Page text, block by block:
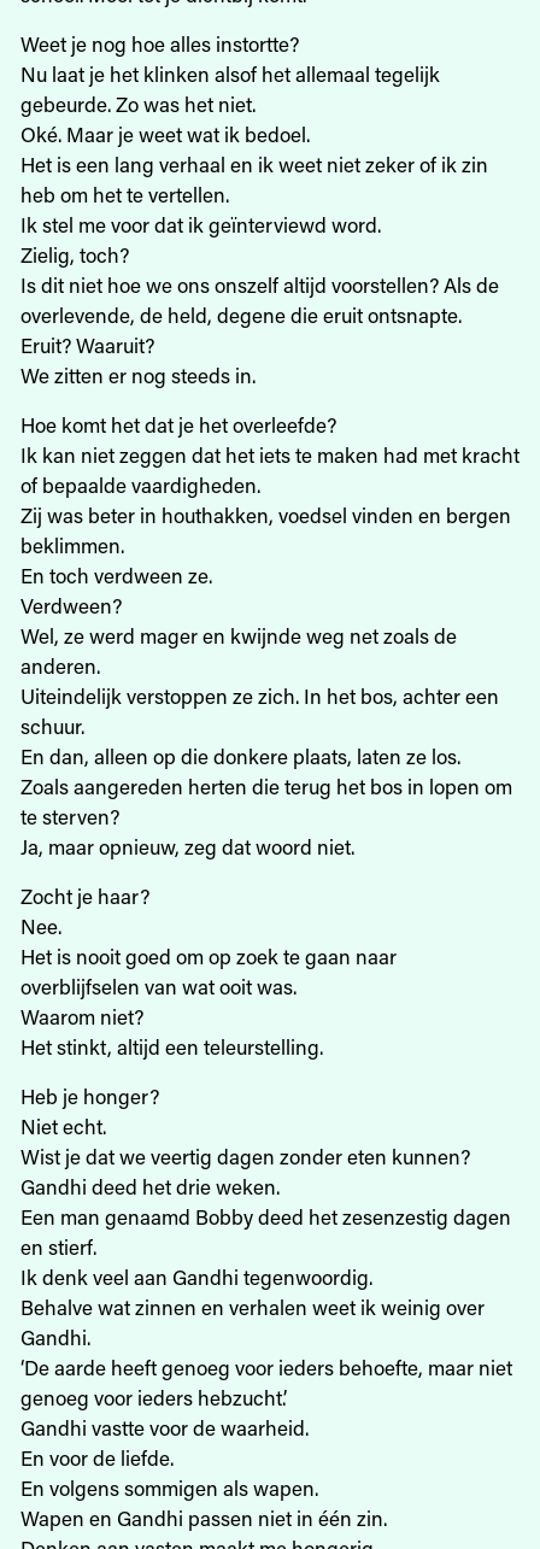
Weet je nog hoe alles instortte?
Nu laat je het klinken alsof het allemaal tegelijk
gebeurde. Zo was het niet.
Oké. Maar je weet wat ik bedoel.
Het is een lang verhaal en ik weet niet zeker of ik zin
heb om het te vertellen.
Ik stel me voor dat ik geïnterviewd word.
Zielig, toch?
Is dit niet hoe we ons onszelf altijd voorstellen? Als de
overlevende, de held, degene die eruit ontsnapte.
Eruit? Waaruit?
We zitten er nog steeds in.
Hoe komt het dat je het overleefde?
Ik kan niet zeggen dat het iets te maken had met kracht
of bepaalde vaardigheden.
Zij was beter in houthakken, voedsel vinden en bergen
beklimmen.
En toch verdween ze.
Verdween?
Wel, ze werd mager en kwijnde weg net zoals de
anderen.
Uiteindelijk verstoppen ze zich. In het bos, achter een
schuur.
En dan, alleen op die donkere plaats, laten ze los.
Zoals aangereden herten die terug het bos in lopen om
te sterven?
Ja, maar opnieuw, zeg dat woord niet.
Zocht je haar?
Nee.
Het is nooit goed om op zoek te gaan naar
overblijfselen van wat ooit was.
Waarom niet?
Het stinkt, altijd een teleurstelling.
Heb je honger?
Niet echt.
Wist je dat we veertig dagen zonder eten kunnen?
Gandhi deed het drie weken.
Een man genaamd Bobby deed het zesenzestig dagen
en stierf.
Ik denk veel aan Gandhi tegenwoordig.
Behalve wat zinnen en verhalen weet ik weinig over
Gandhi.
‘De aarde heeft genoeg voor ieders behoefte, maar niet
genoeg voor ieders hebzucht.’
Gandhi vastte voor de waarheid.
En voor de liefde.
En volgens sommigen als wapen.
Wapen en Gandhi passen niet in één zin.